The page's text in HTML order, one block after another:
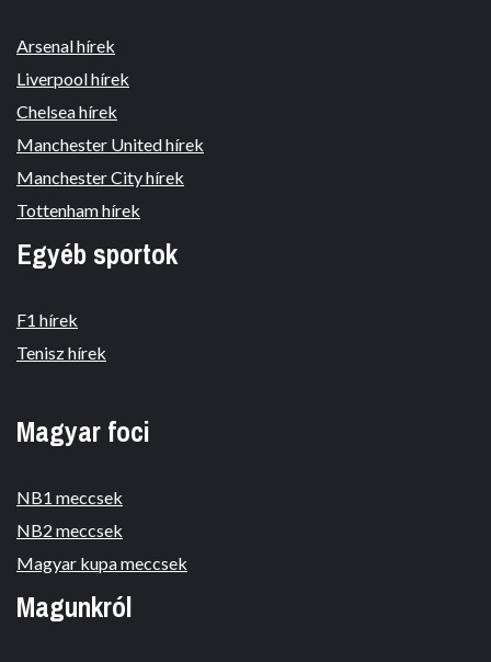
Arsenal hírek
Liverpool hírek
Chelsea hírek
Manchester United hírek
Manchester City hírek
Tottenham hírek
Egyéb sportok
F1 hírek
Tenisz hírek
Magyar foci
NB1 meccsek
NB2 meccsek
Magyar kupa meccsek
Magunkról